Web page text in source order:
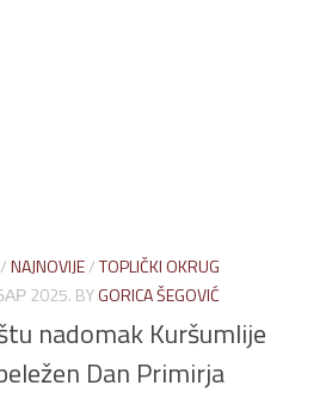
/NAJNOVIJE/TOPLIČKI OKRUG
2025. BYGORICA ŠEGOVIĆ
nadomak Kuršumlije
Dan Primirja